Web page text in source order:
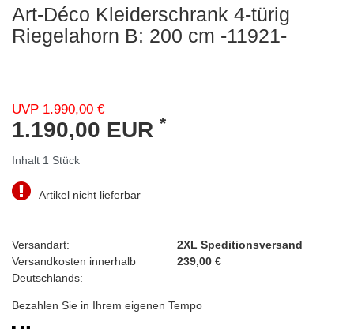
Art-Déco Kleiderschrank 4-türig
Riegelahorn B: 200 cm -11921-
UVP 1.990,00 €
1.190,00 EUR *
Inhalt 1 Stück
Artikel nicht lieferbar
Versandart:
2XL Speditionsversand
Versandkosten innerhalb
Deutschlands:
239,00 €
Bezahlen Sie in Ihrem eigenen Tempo